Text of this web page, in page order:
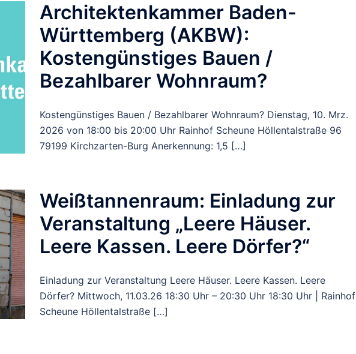
Architektenkammer Baden-
Württemberg (AKBW):
Kostengünstiges Bauen /
Bezahlbarer Wohnraum?
Kostengünstiges Bauen / Bezahlbarer Wohnraum? Dienstag, 10. Mrz.
2026 von 18:00 bis 20:00 Uhr Rainhof Scheune Höllentalstraße 96
79199 Kirchzarten-Burg Anerkennung: 1,5 […]
Weißtannenraum: Einladung zur
Veranstaltung „Leere Häuser.
Leere Kassen. Leere Dörfer?“
Einladung zur Veranstaltung Leere Häuser. Leere Kassen. Leere
Dörfer? Mittwoch, 11.03.26 18:30 Uhr – 20:30 Uhr 18:30 Uhr | Rainhof
Scheune Höllentalstraße […]